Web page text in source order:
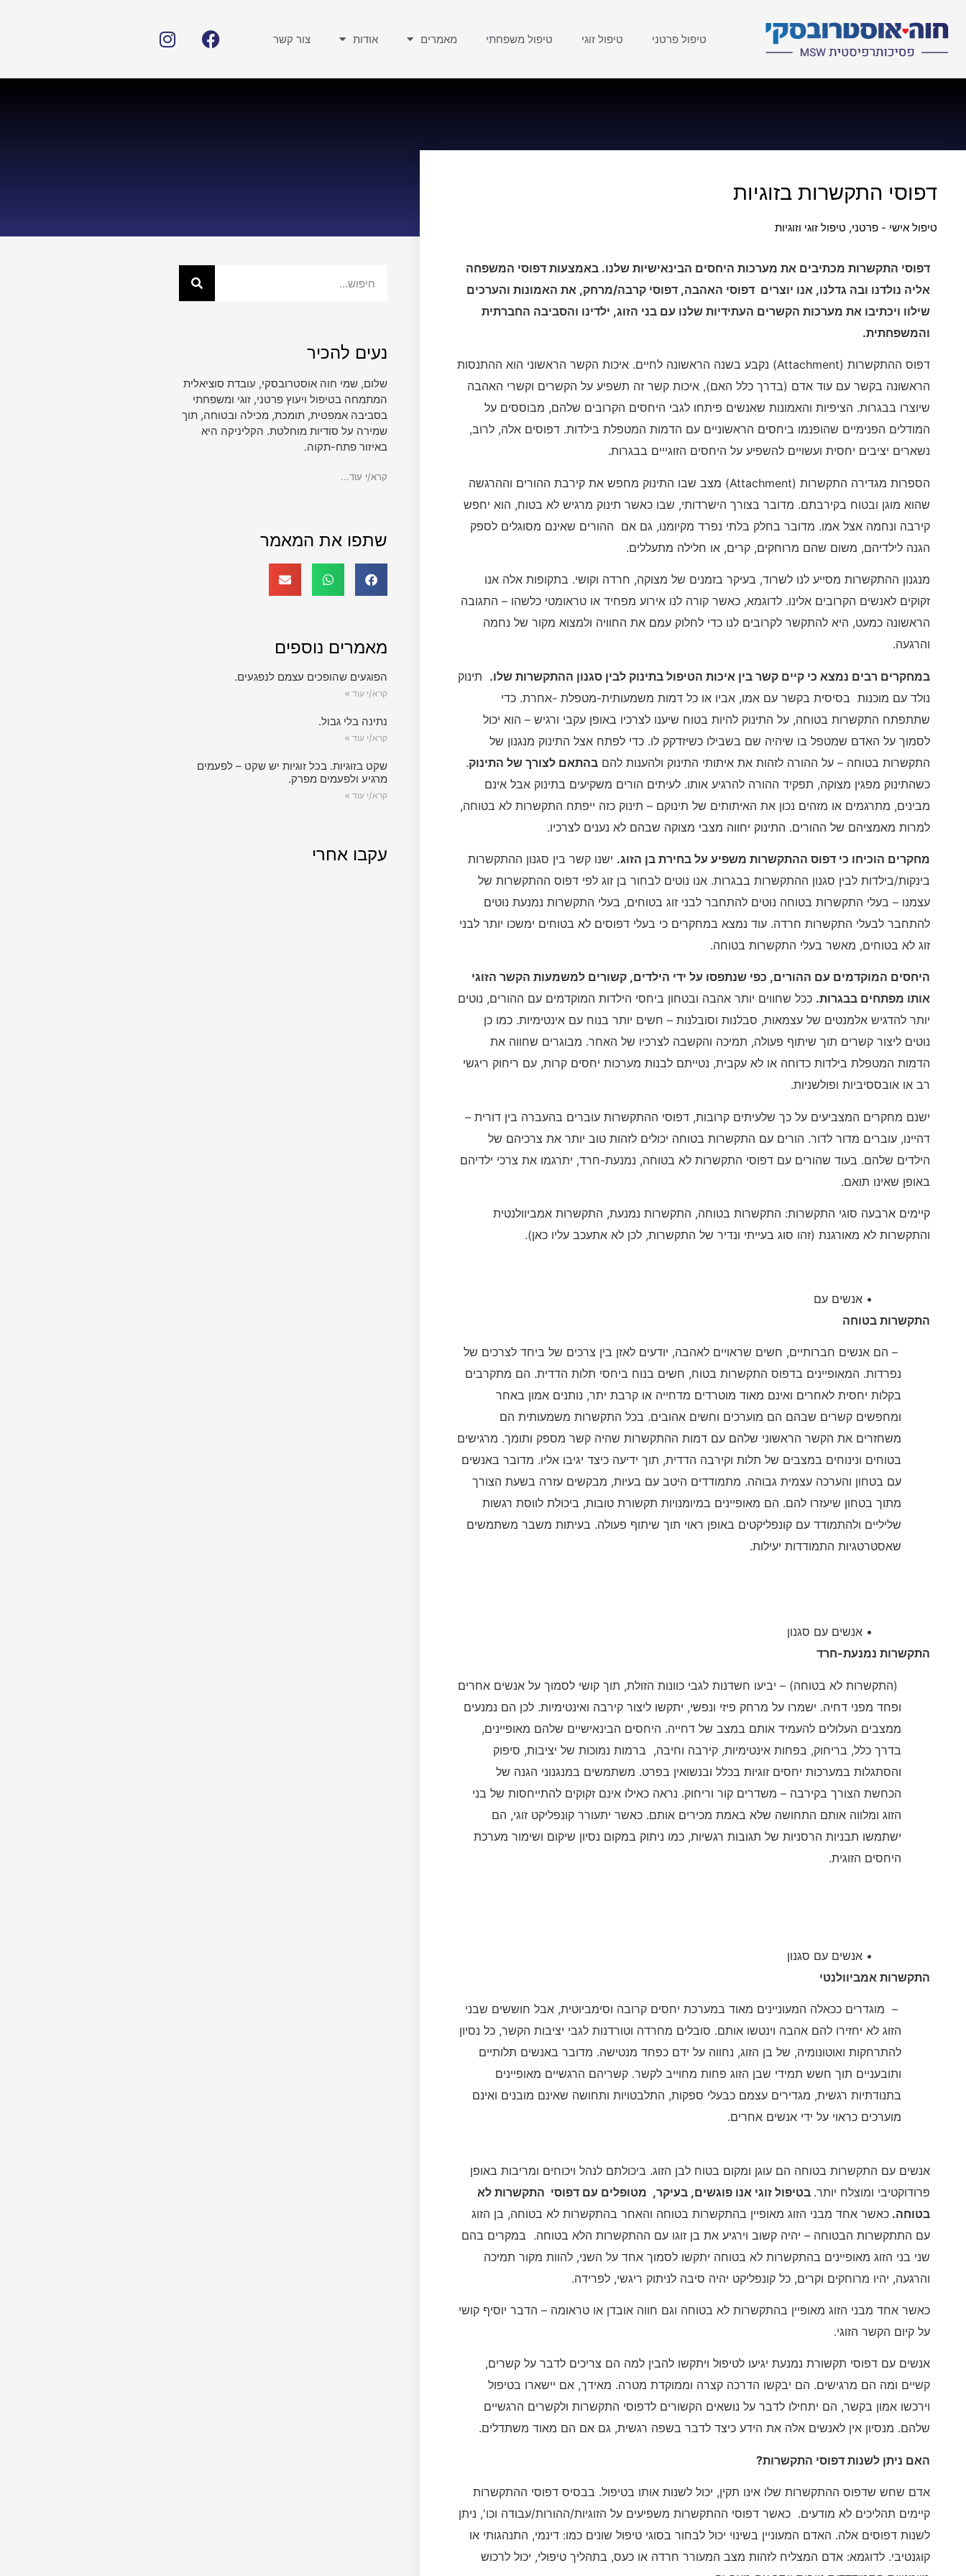
טיפול פרטני טיפול זוגי טיפול משפחתי מאמרים אודות צור קשר
דפוסי התקשרות בזוגיות
טיפול אישי - פרטני, טיפול זוגי וזוגיות
דפוסי התקשרות מכתיבים את מערכות היחסים הבינאישיות שלנו. באמצעות דפוסי המשפחה
אליה נולדנו ובה גדלנו, אנו יוצרים דפוסי האהבה, דפוסי קרבה/מרחק, את האמונות והערכים
שילוו ויכתיבו את מערכות הקשרים העתידיות שלנו עם בני הזוג, ילדינו והסביבה החברתית
והמשפחתית.
דפוס ההתקשרות (Attachment) נקבע בשנה הראשונה לחיים. איכות הקשר הראשוני הוא ההתנסות
הראשונה בקשר עם עוד אדם (בדרך כלל האם), איכות קשר זה תשפיע על הקשרים וקשרי האהבה
שיוצרו בבגרות. הציפיות והאמונות שאנשים פיתחו לגבי היחסים הקרובים שלהם, מבוססים על
המודלים הפנימיים שהופנמו ביחסים הראשוניים עם הדמות המטפלת בילדות. דפוסים אלה, לרוב,
נשארים יציבים יחסית ועשויים להשפיע על היחסים הזוגייים בבגרות.
הספרות מגדירה התקשרות (Attachment) מצב שבו התינוק מחפש את קירבת ההורים וההרגשה
שהוא מוגן ובטוח בקירבתם. מדובר בצורך הישרדותי, שבו כאשר תינוק מרגיש לא בטוח, הוא יחפש
קירבה ונחמה אצל אמו. מדובר בחלק בלתי נפרד מקיומנו, גם אם ההורים שאינם מסוגלים לספק
הגנה לילדיהם, משום שהם מרוחקים, קרים, או חלילה מתעללים.
מנגנון ההתקשרות מסייע לנו לשרוד, בעיקר בזמנים של מצוקה, חרדה וקושי. בתקופות אלה אנו
זקוקים לאנשים הקרובים אלינו. לדוגמא, כאשר קורה לנו אירוע מפחיד או טראומטי כלשהו – התגובה
הראשונה כמעט, היא להתקשר לקרובים לנו כדי לחלוק עמם את החוויה ולמצוא מקור של נחמה
והרגעה.
במחקרים רבים נמצא כי קיים קשר בין איכות הטיפול בתינוק לבין סגנון ההתקשרות שלו. תינוק
נולד עם מוכנות בסיסית בקשר עם אמו, אביו או כל דמות משמעותית-מטפלת -אחרת. כדי
שתתפתח התקשרות בטוחה, על התינוק להיות בטוח שיענו לצרכיו באופן עקבי ורגיש – הוא יכול
לסמוך על האדם שמטפל בו שיהיה שם בשבילו כשיזדקק לו. כדי לפתח אצל התינוק מנגנון של
התקשרות בטוחה – על ההורה לזהות את איתותי התינוק ולהענות להם בהתאם לצורך של התינוק.
כשהתינוק מפגין מצוקה, תפקיד ההורה להרגיע אותו. לעיתים הורים משקיעים בתינוק אבל אינם
מבינים, מתרגמים או מזהים נכון את האיתותים של תינוקם – תינוק כזה ייפתח התקשרות לא בטוחה,
למרות מאמציהם של ההורים. התינוק יחווה מצבי מצוקה שבהם לא נענים לצרכיו.
מחקרים הוכיחו כי דפוס ההתקשרות משפיע על בחירת בן הזוג. ישנו קשר בין סגנון ההתקשרות
בינקות/בילדות לבין סגנון ההתקשרות בבגרות. אנו נוטים לבחור בן זוג לפי דפוס ההתקשרות של
עצמנו – בעלי התקשרות בטוחה נוטים להתחבר לבני זוג בטוחים, בעלי התקשרות נמנעת נוטים
להתחבר לבעלי התקשרות חרדה. עוד נמצא במחקרים כי בעלי דפוסים לא בטוחים ימשכו יותר לבני
זוג לא בטוחים, מאשר בעלי התקשרות בטוחה.
היחסים המוקדמים עם ההורים, כפי שנתפסו על ידי הילדים, קשורים למשמעות הקשר הזוגי
אותו מפתחים בבגרות. ככל שחווים יותר אהבה ובטחון ביחסי הילדות המוקדמים עם ההורים, נוטים
יותר להדגיש אלמנטים של עצמאות, סבלנות וסובלנות – חשים יותר בנוח עם אינטימיות. כמו כן
נוטים ליצור קשרים תוך שיתוף פעולה, תמיכה והקשבה לצרכיו של האחר. מבוגרים שחווה את
הדמות המטפלת בילדות כדוחה או לא עקבית, נטייתם לבנות מערכות יחסים קרות, עם ריחוק ריגשי
רב או אובססיביות ופולשניות.
ישנם מחקרים המצביעים על כך שלעיתים קרובות, דפוסי ההתקשרות עוברים בהעברה בין דורית –
דהיינו, עוברים מדור לדור. הורים עם התקשרות בטוחה יכולים לזהות טוב יותר את צרכיהם של
הילדים שלהם. בעוד שהורים עם דפוסי התקשרות לא בטוחה, נמנעת-חרד, יתרגמו את צרכי ילדיהם
באופן שאינו תואם.
קיימים ארבעה סוגי התקשרות: התקשרות בטוחה, התקשרות נמנעת, התקשרות אמביוולנטית
והתקשרות לא מאורגנת (זהו סוג בעייתי ונדיר של התקשרות, לכן לא אתעכב עליו כאן).
• אנשים עם
התקשרות בטוחה
– הם אנשים חברותיים, חשים שראויים לאהבה, יודעים לאזן בין צרכים של ביחד לצרכים של
נפרדות. המאופיינים בדפוס התקשרות בטוח, חשים בנוח ביחסי תלות הדדית. הם מתקרבים
בקלות יחסית לאחרים ואינם מאוד מוטרדים מדחייה או קרבת יתר, נותנים אמון באחר
ומחפשים קשרים שבהם הם מוערכים וחשים אהובים. בכל התקשרות משמעותית הם
משחזרים את הקשר הראשוני שלהם עם דמות ההתקשרות שהיה קשר מספק ותומך. מרגישים
בטוחים ונינוחים במצבים של תלות וקירבה הדדית, תוך ידיעה כיצד יגיבו אליו. מדובר באנשים
עם בטחון והערכה עצמית גבוהה. מתמודדים היטב עם בעיות, מבקשים עזרה בשעת הצורך
מתוך בטחון שיעזרו להם. הם מאופיינים במיומנויות תקשורת טובות, ביכולת לווסת רגשות
שליליים ולהתמודד עם קונפליקטים באופן ראוי תוך שיתוף פעולה. בעיתות משבר משתמשים
שאסטרטגיות התמודדות יעילות.
• אנשים עם סגנון
התקשרות נמנעת-חרד
(התקשרות לא בטוחה) – יביעו חשדנות לגבי כוונות הזולת, תוך קושי לסמוך על אנשים אחרים
ופחד מפני דחיה. ישמרו על מרחק פיזי ונפשי, יתקשו ליצור קירבה ואינטימיות. לכן הם נמנעים
ממצבים העלולים להעמיד אותם במצב של דחייה. היחסים הבינאישיים שלהם מאופיינים,
בדרך כלל, בריחוק, בפחות אינטימיות, קירבה וחיבה, ברמות נמוכות של יציבות, סיפוק
והסתגלות במערכות יחסים זוגיות בכלל ובנשואין בפרט. משתמשים במנגנוני הגנה של
הכחשת הצורך בקירבה – משדרים קור וריחוק. נראה כאילו אינם זקוקים להתייחסות של בני
הזוג ומלווה אותם התחושה שלא באמת מכירים אותם. כאשר יתעורר קונפליקט זוגי, הם
ישתמשו תבניות הרסניות של תגובות רגשיות, כמו ניתוק במקום נסיון שיקום ושימור מערכת
היחסים הזוגית.
• אנשים עם סגנון
התקשרות אמביוולנטי
– מוגדרים ככאלה המעוניינים מאוד במערכת יחסים קרובה וסימביוטית, אבל חוששים שבני
הזוג לא יחזירו להם אהבה וינטשו אותם. סובלים מחרדה וטורדנות לגבי יציבות הקשר, כל נסיון
להתרחקות ואוטונומיה, של בן הזוג, נחווה על ידם כפחד מנטישה. מדובר באנשים תלותיים
ותובעניים תוך חשש תמידי שבן הזוג פחות מחוייב לקשר. קשריהם הרגשיים מאופיינים
בתנודתיות רגשית, מגדירים עצמם כבעלי ספקות, התלבטויות ותחושה שאינם מובנים ואינם
מוערכים כראוי על ידי אנשים אחרים.
אנשים עם התקשרות בטוחה הם עוגן ומקום בטוח לבן הזוג. ביכולתם לנהל ויכוחים ומריבות באופן
פרודוקטיבי ומוצלח יותר. בטיפול זוגי אנו פוגשים, בעיקר, מטופלים עם דפוסי התקשרות לא
בטוחה. כאשר אחד מבני הזוג מאופיין בהתקשרות בטוחה והאחר בהתקשרות לא בטוחה, בן הזוג
עם התתקשרות הבטוחה – יהיה קשוב וירגיע את בן זוגו עם ההתקשרות הלא בטוחה. במקרים בהם
שני בני הזוג מאופיינים בהתקשרות לא בטוחה יתקשו לסמוך אחד על השני, להוות מקור תמיכה
והרגעה, יהיו מרוחקים וקרים, כל קונפליקט יהיה סיבה לניתוק ריגשי, לפרידה.
כאשר אחד מבני הזוג מאופיין בהתקשרות לא בטוחה וגם חווה אובדן או טראומה – הדבר יוסיף קושי
על קיום הקשר הזוגי.
אנשים עם דפוסי תקשורת נמנעת יגיעו לטיפול ויתקשו להבין למה הם צריכים לדבר על קשרים,
קשיים ומה הם מרגישים. הם יבקשו הדרכה קצרה וממוקדת מטרה. מאידך, אם יישארו בטיפול
וירכשו אמון בקשר, הם יתחילו לדבר על נושאים הקשורים לדפוסי התקשרות ולקשרים הרגשיים
שלהם. מנסיון אין לאנשים אלה את הידע כיצד לדבר בשפה רגשית, גם אם הם מאוד משתדלים.
האם ניתן לשנות דפוסי התקשרות?
אדם שחש שדפוס ההתקשרות שלו אינו תקין, יכול לשנות אותו בטיפול. בבסיס דפוסי ההתקשרות
קיימים תהליכים לא מודעים. כאשר דפוסי ההתקשרות משפיעים על הזוגיות/ההורות/עבודה וכו', ניתן
לשנות דפוסים אלה. האדם המעוניין בשינוי יכול לבחור בסוגי טיפול שונים כמו: דינמי, התנהגותי או
קוגנטיבי. לדוגמא: אדם המצליח לזהות מצב המעורר חרדה או כעס, בתהליך טיפולי, יכול לרכוש
נעים להכיר
שלום, שמי חוה אוסטרובסקי, עובדת סוציאלית
המתמחה בטיפול ויעוץ פרטני, זוגי ומשפחתי
בסביבה אמפטית, תומכת, מכילה ובטוחה, תוך
שמירה על סודיות מוחלטת. הקליניקה היא
באיזור פתח-תקוה.
קרא/י עוד...
שתפו את המאמר
מאמרים נוספים
הפוגעים שהופכים עצמם לנפגעים.
קרא/י עוד »
נתינה בלי גבול.
קרא/י עוד »
שקט בזוגיות. בכל זוגיות יש שקט – לפעמים
מרגיע ולפעמים מפרק.
קרא/י עוד »
עקבו אחרי